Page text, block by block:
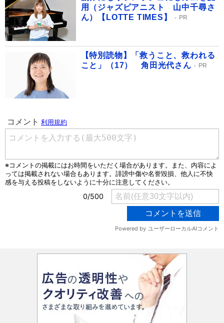
用（ジャズピアニスト 山中千尋さ
ん）【LOTTE TIMES】
PR
【特別読物】「救うこと、救われる
こと」（17） 角田光代さん
PR